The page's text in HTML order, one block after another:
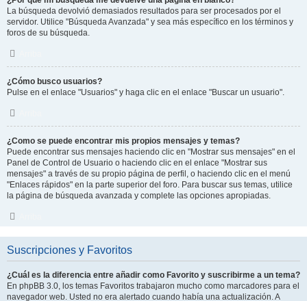
La búsqueda devolvió demasiados resultados para ser procesados por el
servidor. Utilice "Búsqueda Avanzada" y sea más específico en los términos y
foros de su búsqueda.
¿Cómo busco usuarios?
Pulse en el enlace "Usuarios" y haga clic en el enlace "Buscar un usuario".
¿Como se puede encontrar mis propios mensajes y temas?
Puede encontrar sus mensajes haciendo clic en "Mostrar sus mensajes" en el
Panel de Control de Usuario o haciendo clic en el enlace "Mostrar sus
mensajes" a través de su propio página de perfil, o haciendo clic en el menú
"Enlaces rápidos" en la parte superior del foro. Para buscar sus temas, utilice
la página de búsqueda avanzada y complete las opciones apropiadas.
Suscripciones y Favoritos
¿Cuál es la diferencia entre añadir como Favorito y suscribirme a un tema?
En phpBB 3.0, los temas Favoritos trabajaron mucho como marcadores para el
navegador web. Usted no era alertado cuando había una actualización. A